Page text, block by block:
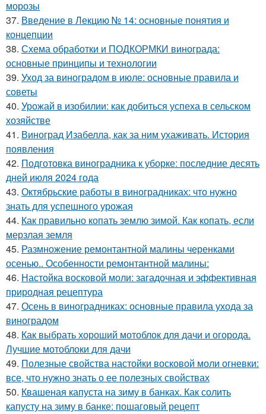
морозы
37. Введение в Лекцию № 14: основные понятия и
концепции
38. Схема обработки и ПОДКОРМКИ винограда:
основные принципы и технологии
39. Уход за виноградом в июле: основные правила и
советы
40. Урожай в изобилии: как добиться успеха в сельском
хозяйстве
41. Виноград Изабелла, как за ним ухаживать. История
появления
42. Подготовка виноградника к уборке: последние десять
дней июля 2024 года
43. Октябрьские работы в виноградниках: что нужно
знать для успешного урожая
44. Как правильно копать землю зимой. Как копать, если
мерзлая земля
45. Размножение ремонтантной малины черенками
осенью.. Особенности ремонтантной малины:
46. Настойка восковой моли: загадочная и эффективная
природная рецептура
47. Осень в виноградниках: основные правила ухода за
виноградом
48. Как выбрать хороший мотоблок для дачи и огорода.
Лучшие мотоблоки для дачи
49. Полезные свойства настойки восковой моли огневки:
все, что нужно знать о ее полезных свойствах
50. Квашеная капуста на зиму в банках. Как солить
капусту на зиму в банке: пошаговый рецепт